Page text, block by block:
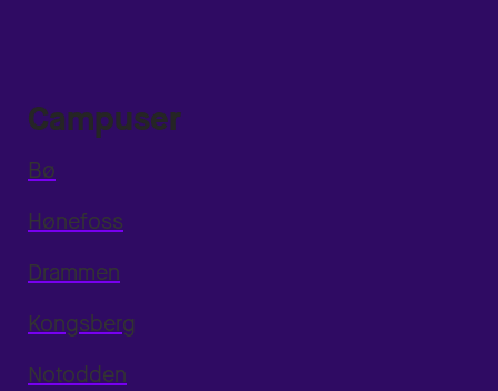
Campuser
Bø
Hønefoss
Drammen
Kongsberg
Notodden